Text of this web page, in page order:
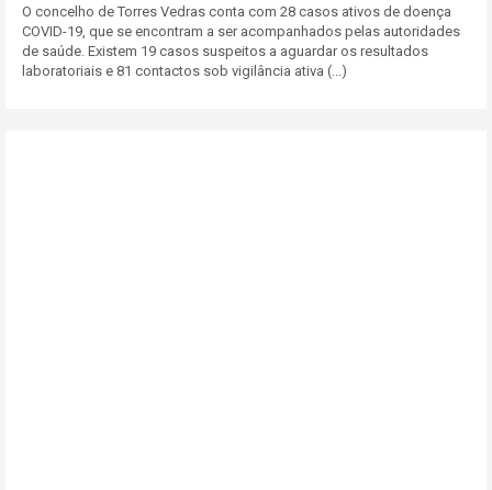
O concelho de Torres Vedras conta com 28 casos ativos de doença
COVID-19, que se encontram a ser acompanhados pelas autoridades
de saúde. Existem 19 casos suspeitos a aguardar os resultados
laboratoriais e 81 contactos sob vigilância ativa (...)